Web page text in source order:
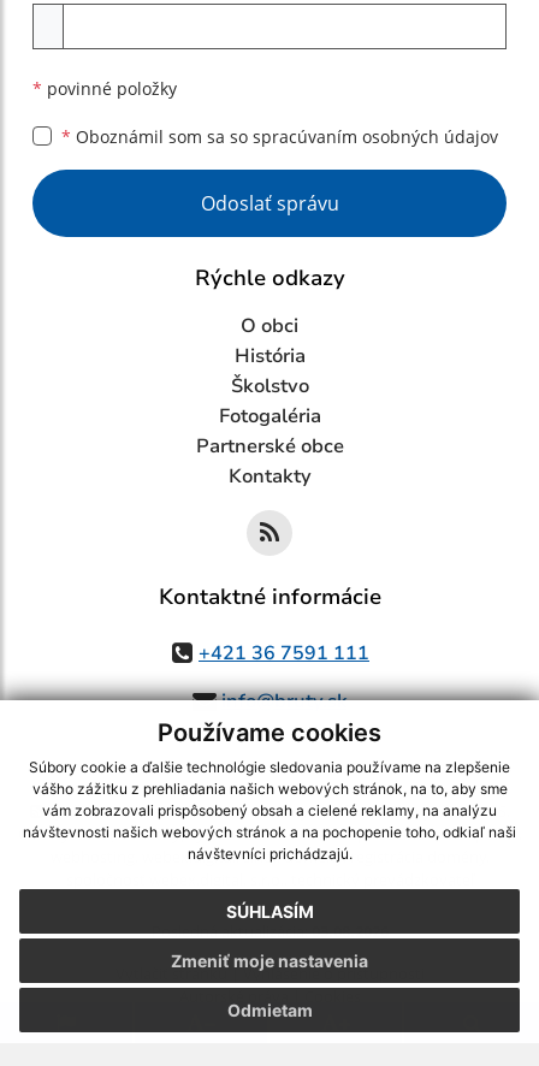
Používame cookies
Súbory cookie a ďalšie technológie sledovania používame na zlepšenie
vášho zážitku z prehliadania našich webových stránok, na to, aby sme
vám zobrazovali prispôsobený obsah a cielené reklamy, na analýzu
návštevnosti našich webových stránok a na pochopenie toho, odkiaľ naši
návštevníci prichádzajú.
SÚHLASÍM
Odmietam
Zmeniť moje nastavenia
* povinné položky
* Oboznámil som sa so spracúvaním osobných údajov
Google reCaptcha Response
Odoslať správu
Rýchle odkazy
O obci
História
Školstvo
Fotogaléria
Partnerské obce
Kontakty
Kontaktné informácie
+421 36 7591 111
info@bruty.sk
využite možnosť získavania aktuálnych informácií s využitím RSS
CMS systém (redakčný) systém ECHELON 2,Mapa stránok,web portál
webex.digital, s.r.o.,domény,registrácia domény
Posledná aktualizácia:03.08.2026
Vytlačiť stránku|Vyhlásenie o prístupnosti